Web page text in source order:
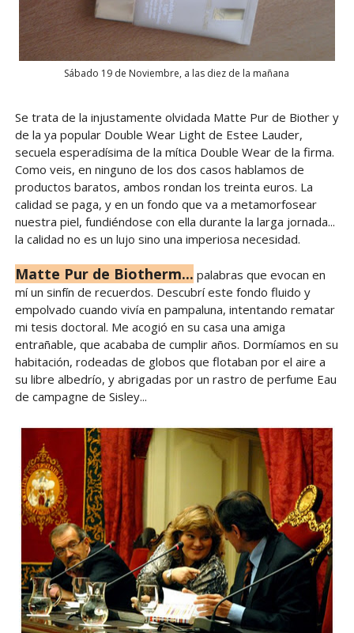
Sábado 19 de Noviembre, a las diez de la mañana
Se trata de la injustamente olvidada Matte Pur de Biother y
de la ya popular Double Wear Light de Estee Lauder,
secuela esperadísima de la mítica Double Wear de la firma.
Como veis, en ninguno de los dos casos hablamos de
productos baratos, ambos rondan los treinta euros. La
calidad se paga, y en un fondo que va a metamorfosear
nuestra piel, fundiéndose con ella durante la larga jornada...
la calidad no es un lujo sino una imperiosa necesidad.
Matte Pur de Biotherm... palabras que evocan en
mí un sinfín de recuerdos. Descubrí este fondo fluido y
empolvado cuando vivía en pampaluna, intentando rematar
mi tesis doctoral. Me acogió en su casa una amiga
entrañable, que acababa de cumplir años. Dormíamos en su
habitación, rodeadas de globos que flotaban por el aire a
su libre albedrío, y abrigadas por un rastro de perfume Eau
de campagne de Sisley...